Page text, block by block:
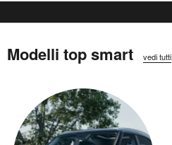
Modelli top smart vedi tutti